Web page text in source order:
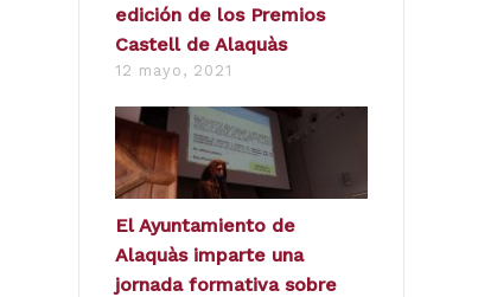
edición de los Premios
Castell de Alaquàs
12 mayo, 2021
El Ayuntamiento de
Alaquàs imparte una
jornada formativa sobre